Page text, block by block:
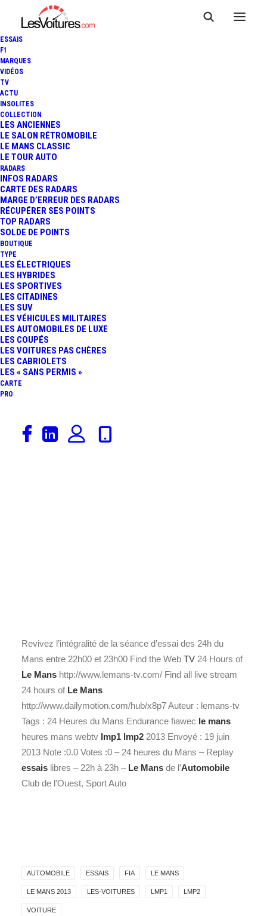
ESSAIS
F1
MARQUES
VIDÉOS
TV
ACTU
INSOLITES
COLLECTION
LES ANCIENNES
LE SALON RÉTROMOBILE
LE MANS CLASSIC
LE TOUR AUTO
RADARS
INFOS RADARS
CARTE DES RADARS
MARGE D’ERREUR DES RADARS
RÉCUPÉRER SES POINTS
TOP RADARS
SOLDE DE POINTS
BOUTIQUE
TYPE
LES ÉLECTRIQUES
LES HYBRIDES
LES SPORTIVES
LES CITADINES
LES SUV
LES VÉHICULES MILITAIRES
LES AUTOMOBILES DE LUXE
LES COUPÉS
LES VOITURES PAS CHÈRES
LES CABRIOLETS
LES « SANS PERMIS »
CARTE
PRO
REPLAY ESSAIS LIBRES - 22H
1 Minute
Revivez l’intégralité de la séance d’essai des 24h du
Mans entre 22h00 et 23h00 Find the Web TV 24 Hours of
Le Mans http://www.lemans-tv.com/ Find all live stream
24 hours of Le Mans
http://www.dailymotion.com/hub/x8p7 Auteur : lemans-tv
Tags : 24 Heures du Mans Endurance fiawec le mans
heures mans webtv lmp1 lmp2 2013 Envoyé : 19 juin
2013 Note :0.0 Votes :0 – 24 heures du Mans – Replay
essais libres – 22h à 23h – Le Mans de l’Automobile
Club de l’Ouest, Sport Auto
AUTOMOBILE ESSAIS FIA LE MANS
LE MANS 2013 LES-VOITURES LMP1 LMP2
VOITURE